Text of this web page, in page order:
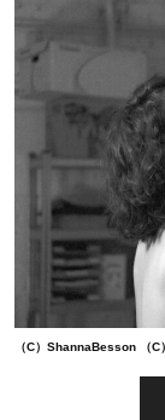
（C）ShannaBesson （